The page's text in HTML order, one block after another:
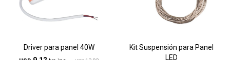
Driver para panel 40W
Kit Suspensión para Panel
LED